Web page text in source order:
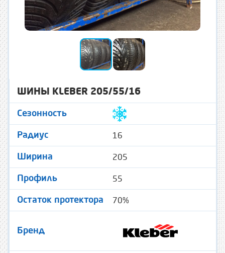
ШИНЫ KLEBER 205/55/16
Сезонность
Радиус 16
Ширина 205
Профиль 55
Остаток протектора 70%
Бренд